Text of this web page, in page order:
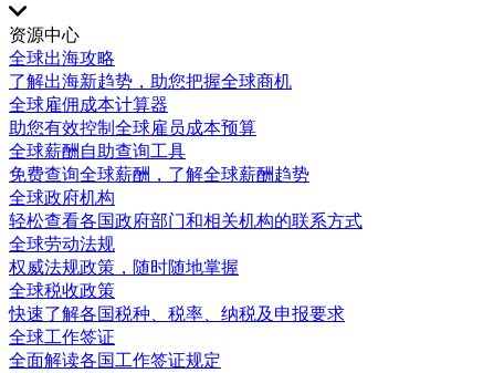
资源中心
全球出海攻略
了解出海新趋势，助您把握全球商机
全球雇佣成本计算器
助您有效控制全球雇员成本预算
全球薪酬自助查询工具
免费查询全球薪酬，了解全球薪酬趋势
全球政府机构
轻松查看各国政府部门和相关机构的联系方式
全球劳动法规
权威法规政策，随时随地掌握
全球税收政策
快速了解各国税种、税率、纳税及申报要求
全球工作签证
全面解读各国工作签证规定